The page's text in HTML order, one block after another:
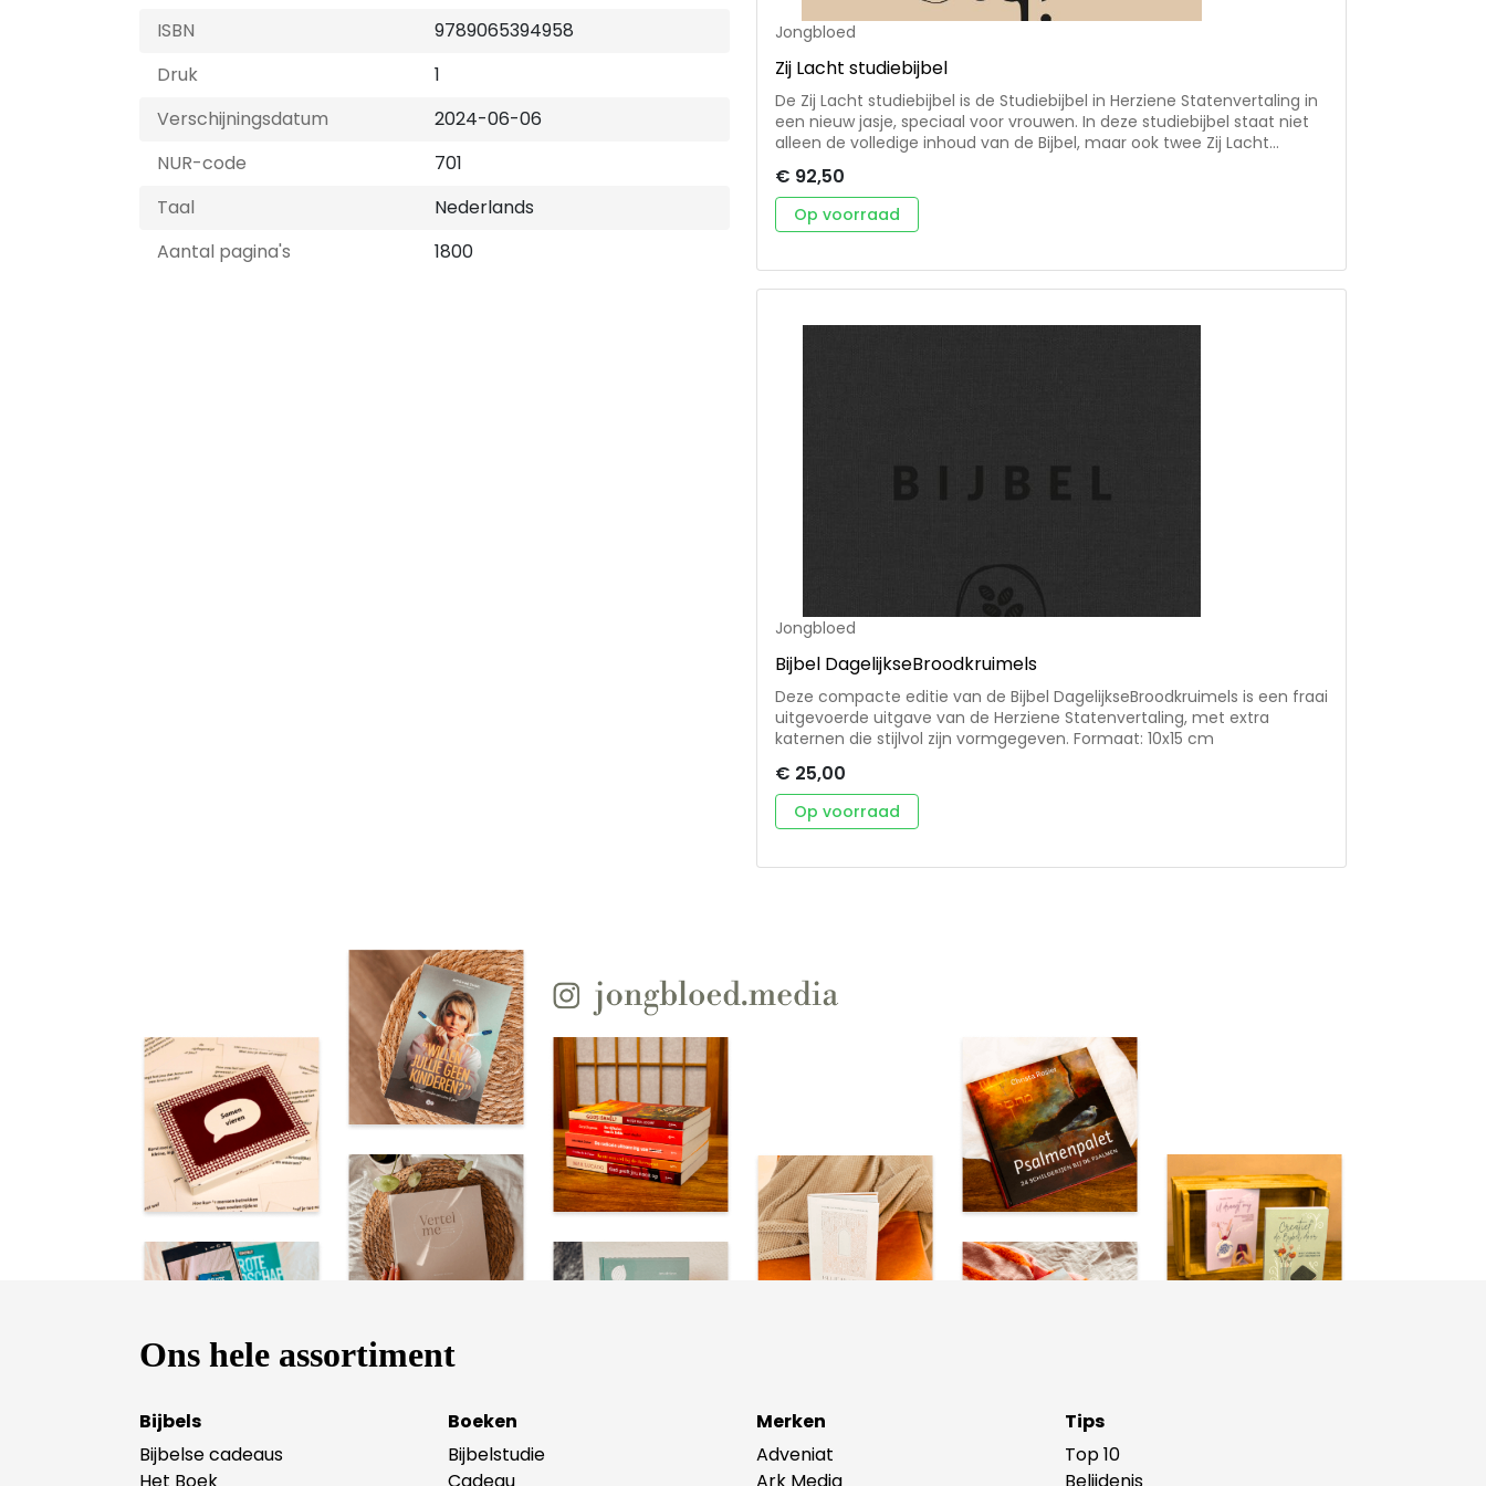
ISBN
9789065394958
Druk
1
Verschijningsdatum
2024-06-06
NUR-code
701
Taal
Nederlands
Aantal pagina's
1800
Jongbloed
Zij Lacht studiebijbel
De Zij Lacht studiebijbel is de Studiebijbel in Herziene Statenvertaling in
een nieuw jasje, speciaal voor vrouwen. In deze studiebijbel staat niet
alleen de volledige inhoud van de Bijbel, maar ook twee Zij Lacht
kaarten, illustraties, Bijbelverwijzingen, uitleg over Bijbelse feesten en
tradities, tijdlijnen en meer! Met de Zij Lacht studiebijbel wordt het nog
makkelijker om de Bijbel (beter) te lezen en begrijpen. Formaat: 16x24
€ 92,50
Op voorraad
Jongbloed
Bijbel DagelijkseBroodkruimels
Deze compacte editie van de Bijbel DagelijkseBroodkruimels is een fraai
uitgevoerde uitgave van de Herziene Statenvertaling, met extra
katernen die stijlvol zijn vormgegeven. Formaat: 10x15 cm
€ 25,00
Op voorraad
Ons hele assortiment
Bijbels
Bijbelse cadeaus
Boeken
Bijbelstudie
Merken
Adveniat
Tips
Top 10